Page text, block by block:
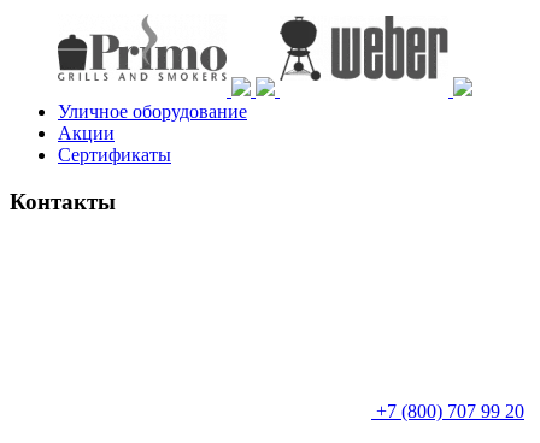
Уличное оборудование
Акции
Сертификаты
Контакты
+7 (800) 707 99 20